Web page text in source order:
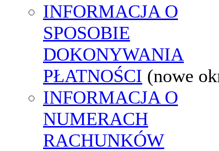
INFORMACJA O
SPOSOBIE
DOKONYWANIA
PŁATNOŚCI (nowe
INFORMACJA O
NUMERACH
RACHUNKÓW